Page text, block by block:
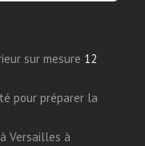
sur mesure 12
pour préparer la
Versailles à